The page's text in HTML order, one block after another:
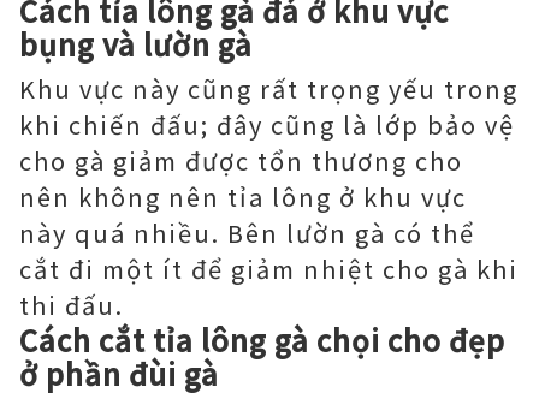
Cách tỉa lông gà đá ở khu vực
bụng và lườn gà
Khu vực này cũng rất trọng yếu trong
khi chiến đấu; đây cũng là lớp bảo vệ
cho gà giảm được tổn thương cho
nên không nên tỉa lông ở khu vực
này quá nhiều. Bên lườn gà có thể
cắt đi một ít để giảm nhiệt cho gà khi
thi đấu.
Cách cắt tỉa lông gà chọi cho đẹp
ở phần đùi gà